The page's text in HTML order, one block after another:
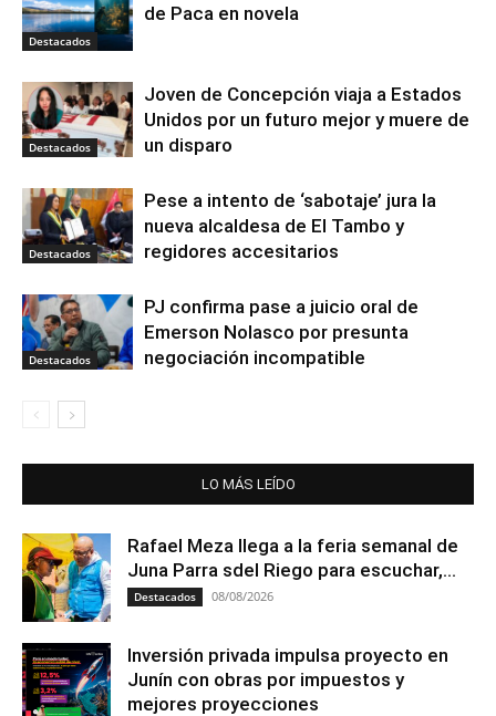
Destacados
de Paca en novela
Destacados
Joven de Concepción viaja a Estados
Unidos por un futuro mejor y muere de
un disparo
Destacados
Pese a intento de ‘sabotaje’ jura la
nueva alcaldesa de El Tambo y
regidores accesitarios
Destacados
PJ confirma pase a juicio oral de
Emerson Nolasco por presunta
negociación incompatible
LO MÁS LEÍDO
Rafael Meza llega a la feria semanal de
Juna Parra sdel Riego para escuchar,...
Destacados 08/08/2026
Inversión privada impulsa proyecto en
Junín con obras por impuestos y
mejores proyecciones